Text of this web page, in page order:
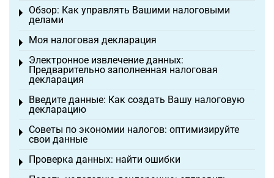
Обзор: Как управлять Вашими налоговыми
делами
Toggle menu
Моя налоговая декларация
Toggle menu
Электронное извлечение данных:
Предварительно заполненная налоговая
декларация
Toggle menu
Введите данные: Как создать Вашу налоговую
декларацию
Toggle menu
Советы по экономии налогов: оптимизируйте
свои данные
Toggle menu
Проверка данных: найти ошибки
Toggle menu